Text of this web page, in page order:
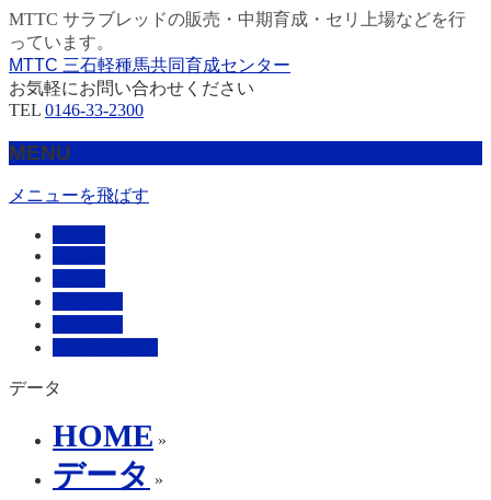
MTTC サラブレッドの販売・中期育成・セリ上場などを行
っています。
MTTC 三石軽種馬共同育成センター
お気軽にお問い合わせください
TEL 0146-33-2300
MENU
メニューを飛ばす
データ
HOME »
データ »